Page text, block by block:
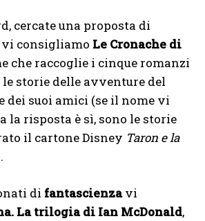
cercate una proposta di
vi consigliamo Le Cronache di
che raccoglie i cinque romanzi
storie delle avventure del
e dei suoi amici (se il nome vi
la risposta è sì, sono le storie
il cartone Disney Taron e la
di fantascienzavi
La trilogia di Ian McDonald,